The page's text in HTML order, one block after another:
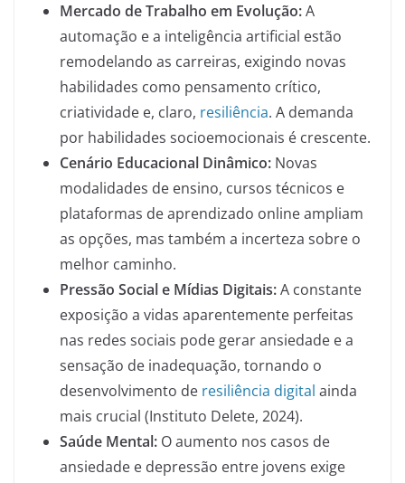
Mercado de Trabalho em Evolução:A
automação e a inteligência artificial estão
remodelando as carreiras, exigindo novas
habilidades como pensamento crítico,
criatividade e, claro, resiliência. A demanda
por habilidades socioemocionais é crescente.
Cenário Educacional Dinâmico: Novas
modalidades de ensino, cursos técnicos e
plataformas de aprendizado online ampliam
as opções, mas também a incerteza sobre o
melhor caminho.
Pressão Social e Mídias Digitais:A constante
exposição a vidas aparentemente perfeitas
nas redes sociais pode gerar ansiedade e a
sensação de inadequação, tornando o
desenvolvimento de resiliência digital ainda
mais crucial (Instituto Delete, 2024).
Saúde Mental: O aumento nos casos de
ansiedade e depressão entre jovens exige